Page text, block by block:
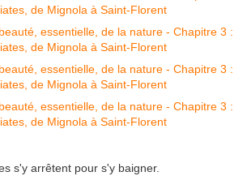
s'y arrêtent pour s'y baigner.